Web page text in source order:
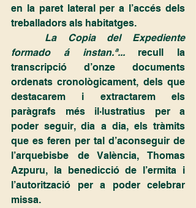
en la paret lateral per a l’accés dels
treballadors als habitatges.
La Copia del Expediente
formado á instan.ª... recull la
transcripció d’onze documents
ordenats cronològicament, dels que
destacarem i extractarem els
paràgrafs més il·lustratius per a
poder seguir, dia a dia, els tràmits
que es feren per tal d’aconseguir de
l’arquebisbe de València, Thomas
Azpuru, la benedicció de l’ermita i
l’autorització per a poder celebrar
missa.